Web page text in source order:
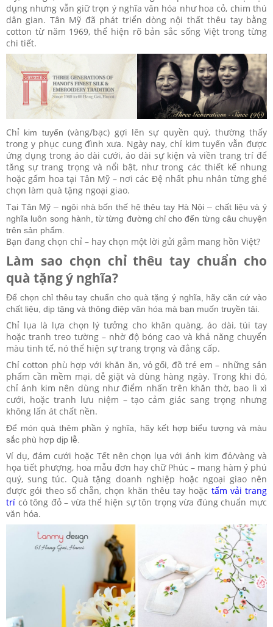
dụng nhưng vẫn giữ trọn ý nghĩa văn hóa như hoa cỏ, chim thú
dân gian. Tân Mỹ đã phát triển dòng nội thất thêu tay bằng
cotton từ năm 1969, thể hiện rõ bản sắc sống Việt trong từng
chi tiết.
Chỉ kim tuyến (vàng/bạc) gợi lên sự quyền quý, thường thấy
trong y phục cung đình xưa. Ngày nay, chỉ kim tuyến vẫn được
ứng dụng trong áo dài cưới, áo dài sự kiện và viền trang trí để
tăng sự trang trọng và nổi bật, như trong các thiết kế nhung
hoặc gấm hoa tại Tân Mỹ – nơi các Đệ nhất phu nhân từng ghé
chọn làm quà tặng ngoại giao.
Tại Tân Mỹ – ngôi nhà bốn thế hệ thêu tay Hà Nội – chất liệu và ý
nghĩa luôn song hành, từ từng đường chỉ cho đến từng câu chuyện
trên sản phẩm.
Bạn đang chọn chỉ – hay chọn một lời gửi gắm mang hồn Việt?
Làm sao chọn chỉ thêu tay chuẩn cho
quà tặng ý nghĩa?
Để chọn chỉ thêu tay chuẩn cho quà tặng ý nghĩa, hãy căn cứ vào
chất liệu, dịp tặng và thông điệp văn hóa mà bạn muốn truyền tải.
Chỉ lụa là lựa chọn lý tưởng cho khăn quàng, áo dài, túi tay
hoặc tranh treo tường – nhờ độ bóng cao và khả năng chuyển
màu tinh tế, nó thể hiện sự trang trọng và đẳng cấp.
Chỉ cotton phù hợp với khăn ăn, vỏ gối, đồ trẻ em – những sản
phẩm cần mềm mại, dễ giặt và dùng hàng ngày. Trong khi đó,
chỉ ánh kim nên dùng như điểm nhấn trên khăn thờ, bao lì xì
cưới, hoặc tranh lưu niệm – tạo cảm giác sang trọng nhưng
không lấn át chất nền.
Để món quà thêm phần ý nghĩa, hãy kết hợp biểu tượng và màu
sắc phù hợp dịp lễ.
Ví dụ, đám cưới hoặc Tết nên chọn lụa với ánh kim đỏ/vàng và
họa tiết phượng, hoa mẫu đơn hay chữ Phúc – mang hàm ý phú
quý, sung túc. Quà tặng doanh nghiệp hoặc ngoại giao nên
được gói theo số chẵn, chọn khăn thêu tay hoặc tấm vải trang
trí có tông đỏ – vừa thể hiện sự tôn trọng vừa đúng chuẩn mực
văn hóa.